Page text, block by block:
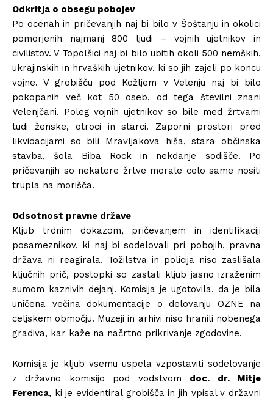
Odkritja o obsegu pobojev
Po ocenah in pričevanjih naj bi bilo v Šoštanju in okolici
pomorjenih najmanj 800 ljudi – vojnih ujetnikov in
civilistov. V Topolšici naj bi bilo ubitih okoli 500 nemških,
ukrajinskih in hrvaških ujetnikov, ki so jih zajeli po koncu
vojne. V grobišču pod Kožljem v Velenju naj bi bilo
pokopanih več kot 50 oseb, od tega številni znani
Velenjčani. Poleg vojnih ujetnikov so bile med žrtvami
tudi ženske, otroci in starci. Zaporni prostori pred
likvidacijami so bili Mravljakova hiša, stara občinska
stavba, šola Biba Rock in nekdanje sodišče. Po
pričevanjih so nekatere žrtve morale celo same nositi
trupla na morišča.
Odsotnost pravne države
Kljub trdnim dokazom, pričevanjem in identifikaciji
posameznikov, ki naj bi sodelovali pri pobojih, pravna
država ni reagirala. Tožilstva in policija niso zaslišala
ključnih prič, postopki so zastali kljub jasno izraženim
sumom kaznivih dejanj. Komisija je ugotovila, da je bila
uničena večina dokumentacije o delovanju OZNE na
celjskem območju. Muzeji in arhivi niso hranili nobenega
gradiva, kar kaže na načrtno prikrivanje zgodovine.
Komisija je kljub vsemu uspela vzpostaviti sodelovanje
z državno komisijo pod vodstvom doc. dr. Mitje
Ferenca, ki je evidentiral grobišča in jih vpisal v državni